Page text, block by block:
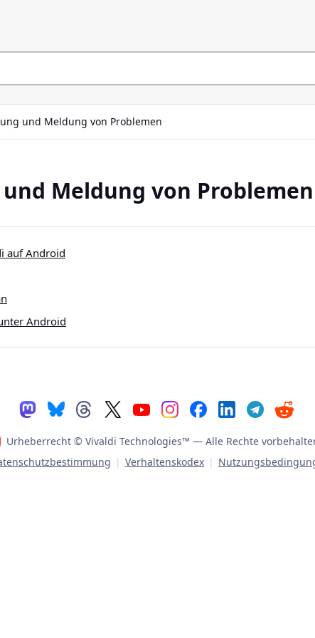
und Meldung von Problemen
Meldung von Problemen
auf Android
Android
Urheberrecht © Vivaldi Technologies™ — Alle Rechte
| Verhaltenskodex |